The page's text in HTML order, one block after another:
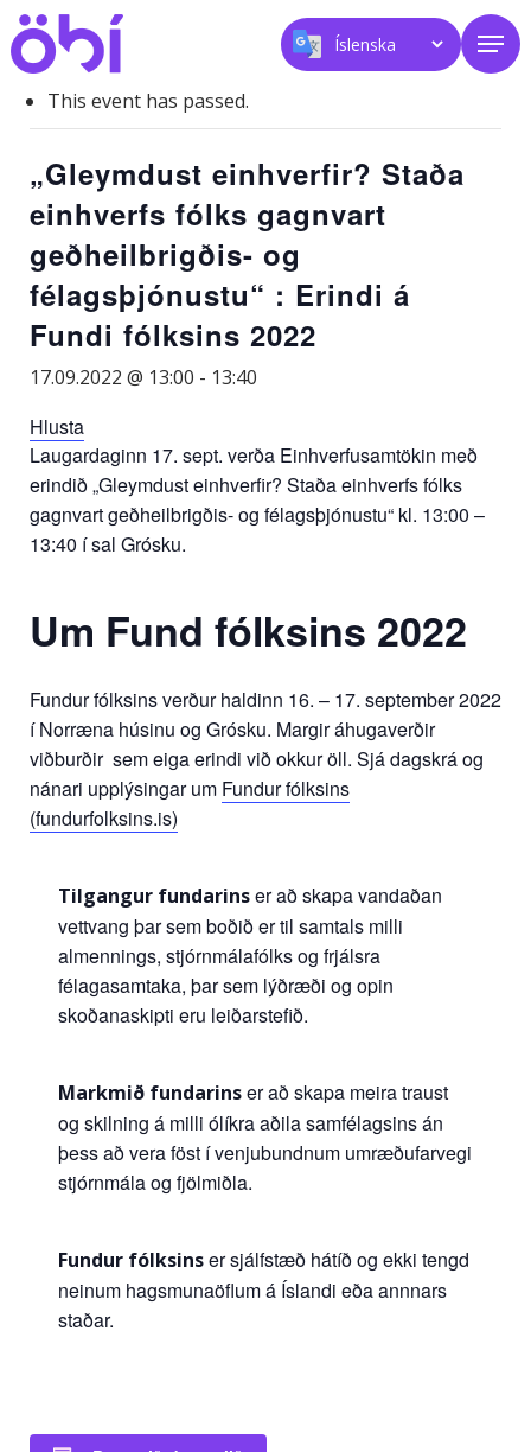
Skip
to
main
contentThis event has passed.
„Gleymdust einhverfir? Staða
einhverfs fólks gagnvart
geðheilbrigðis- og
félagsþjónustu“ : Erindi á
Fundi fólksins 2022
17.09.2022 @ 13:00 - 13:40
Hlusta
Laugardaginn 17. sept. verða Einhverfusamtökin með
erindið „Gleymdust einhverfir? Staða einhverfs fólks
gagnvart geðheilbrigðis- og félagsþjónustu“ kl. 13:00 –
13:40 í sal Grósku.
Um Fund fólksins 2022
Fundur fólksins verður haldinn 16. – 17. september 2022
í Norræna húsinu og Grósku. Margir áhugaverðir
viðburðir sem eiga erindi við okkur öll. Sjá dagskrá og
nánari upplýsingar um Fundur fólksins
(fundurfolksins.is)
Tilgangur fundarinser að skapa vandaðan
vettvang þar sem boðið er til samtals milli
almennings, stjórnmálafólks og frjálsra
félagasamtaka, þar sem lýðræði og opin
skoðanaskipti eru leiðarstefið.
Markmið fundarinser að skapa meira traust
og skilning á milli ólíkra aðila samfélagsins án
þess að vera föst í venjubundnum umræðufarvegi
stjórnmála og fjölmiðla.
Fundur fólksinser sjálfstæð hátíð og ekki tengd
neinum hagsmunaöflum á Íslandi eða annnars
staðar.